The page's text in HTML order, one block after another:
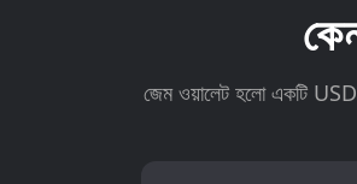
জেম ওয়ালেট হলো একটি